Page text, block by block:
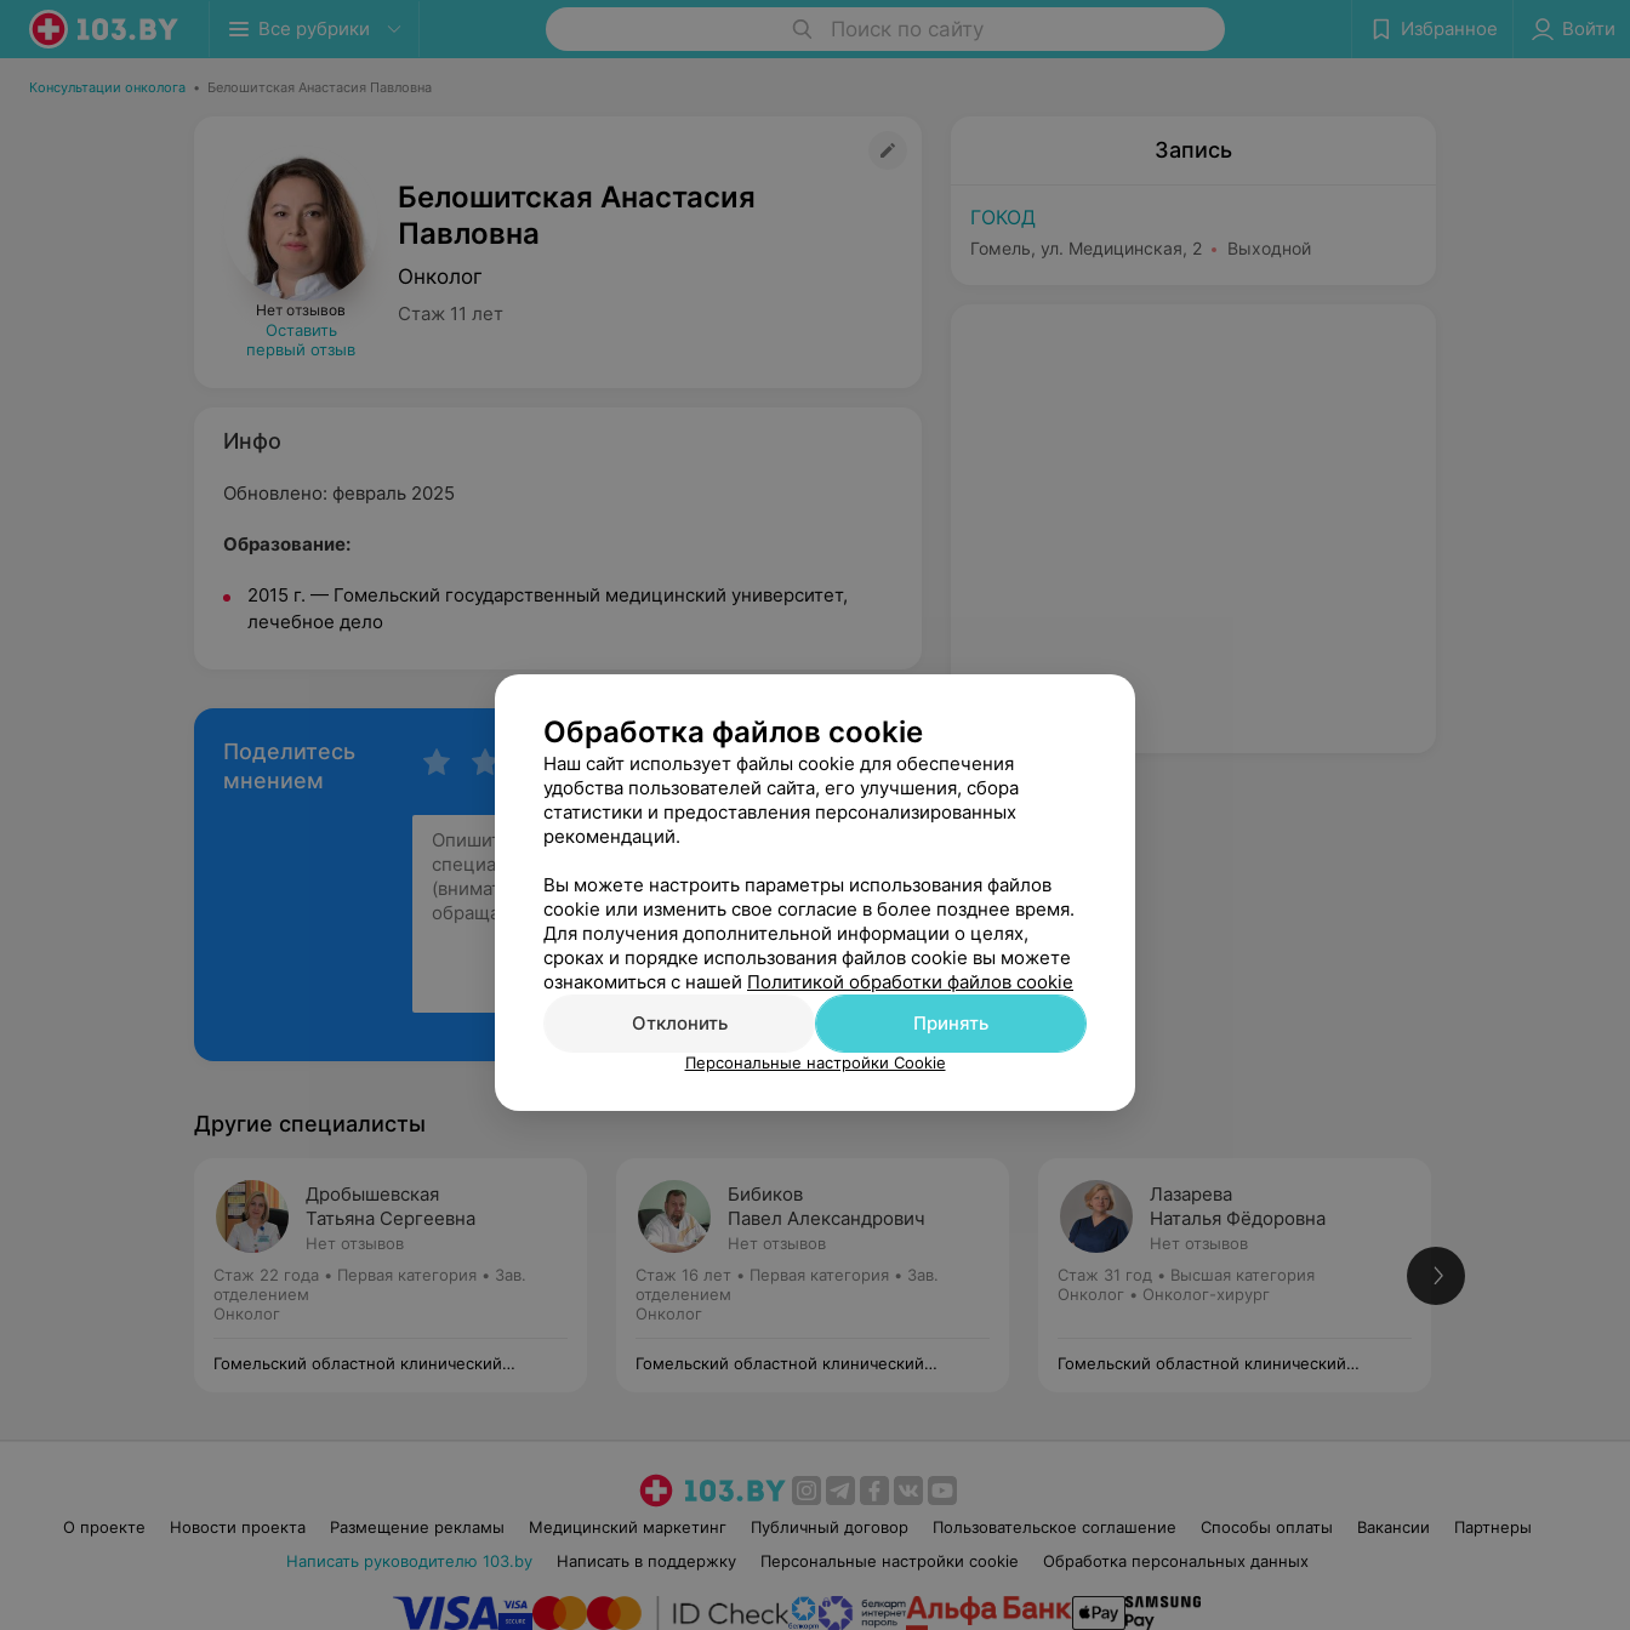
Все рубрики Поиск по сайту Избранное Войти
Консультации онколога • Белошитская Анастасия Павловна
Нет отзывов
Оставить
первый отзыв
Белошитская Анастасия
Павловна
Онколог
Стаж 11 лет
Инфо
Обновлено: февраль 2025
Образование:
2015 г. — Гомельский государственный медицинский университет,
лечебное дело
Поделитесь
мнением
Рекомендую
Запись
ГОКОД
Гомель, ул. Медицинская, 2 Выходной
Другие специалисты
Дробышевская
Татьяна Сергеевна
Нет отзывов
Стаж 22 года • Первая категория • Зав.
отделением
Онколог
Гомельский областной клинический
Бибиков
Павел Александрович
Нет отзывов
Стаж 16 лет • Первая категория • Зав.
отделением
Онколог
Гомельский областной клинический
Лазарева
Наталья Фёдоровна
Нет отзывов
Стаж 31 год • Высшая категория
Онколог • Онколог-хирург
Гомельский областной клинический
О проекте Новости проекта Размещение рекламы Медицинский маркетинг Публичный договор Пользовательское соглашение Способы оплаты Вакансии
Партнеры
Написать руководителю 103.by
Написать в поддержку Персональные настройки cookie Обработка персональных данных
Обработка файлов cookie
Наш сайт использует файлы cookie для обеспечения
удобства пользователей сайта, его улучшения, сбора
статистики и предоставления персонализированных
рекомендаций.
Вы можете настроить параметры использования файлов
cookie или изменить свое согласие в более позднее время.
Для получения дополнительной информации о целях,
сроках и порядке использования файлов cookie вы можете
ознакомиться с нашей Политикой обработки файлов cookie
Отклонить
Принять
Персональные настройки Cookie